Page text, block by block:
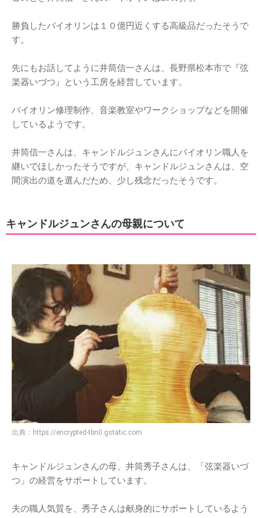
勝負したバイオリンは１０億円近くする高級品だったそうで
す。
先にもお話してように井筒信一さんは、長野県松本市で『弦
楽器いづつ』という工房を経営しています。
バイオリン修理制作、音楽教室やワークショップなどを開催
しているようです。
井筒信一さんは、キャンドルジュンさんにバイオリン職人を
継いでほしかったそうですが、キャンドルジュンさんは、空
間演出の道を選んだため、少し残念だったそうです。
キャンドルジュンさんの母親について
出典： https://encrypted-tbn0.gstatic.com
キャンドルジュンさんの母、井筒秀子さんは、「弦楽器いづ
つ」の経営をサポートしています。
夫の職人気質を、秀子さんは献身的にサポートしているよう